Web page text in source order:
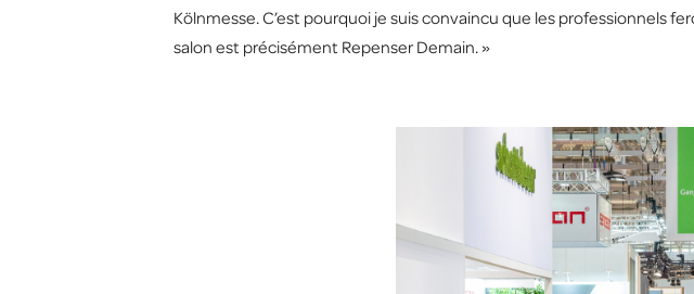
Kölnmesse. C’est pourquoi je suis convaincu que les professionnels
salon est précisément Repenser Demain. »